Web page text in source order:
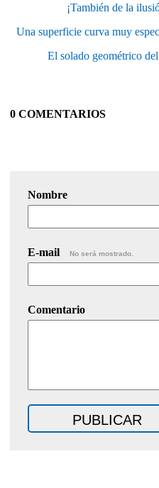
¡También de la
Una superficie curva muy
El solado geométrico
0 COMENTARIOS
Nombre
E-mail No será mostrado.
Comentario